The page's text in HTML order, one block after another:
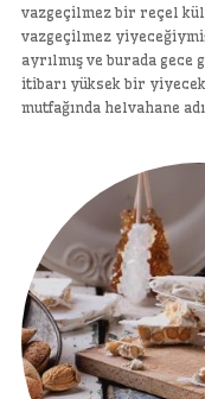
vazgeçilmez bir reçel
vazgeçilmez
ayrılmış ve burada gece
itibarı yüksek bir
mutfağında helvahane